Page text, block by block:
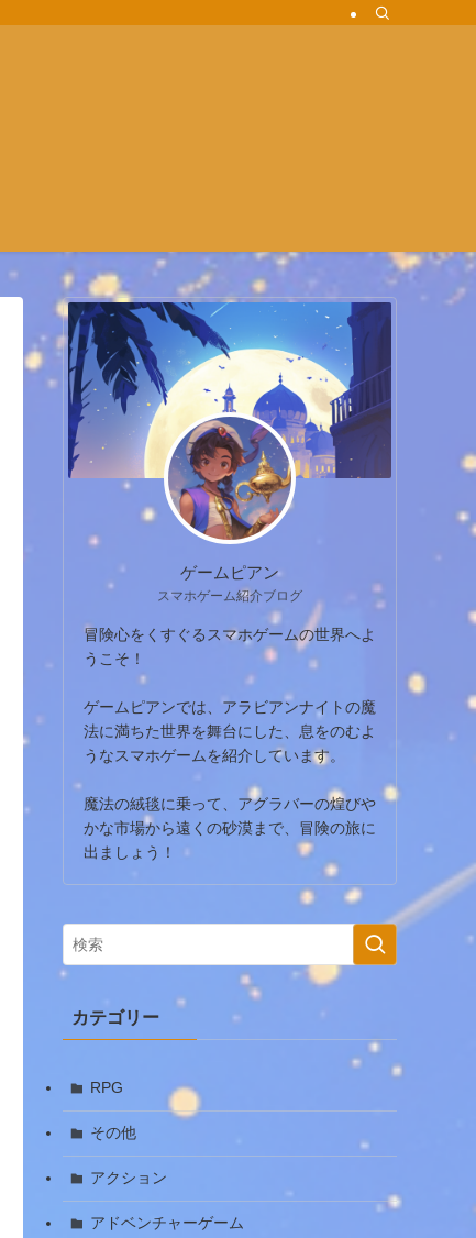
ゲームピアン
スマホゲーム紹介ブログ
冒険心をくすぐるスマホゲームの世界へよ
うこそ！
ゲームピアンでは、アラビアンナイトの魔
法に満ちた世界を舞台にした、息をのむよ
うなスマホゲームを紹介しています。
魔法の絨毯に乗って、アグラバーの煌びや
かな市場から遠くの砂漠まで、冒険の旅に
出ましょう！
カテゴリー
RPG
その他
アクション
アドベンチャーゲーム